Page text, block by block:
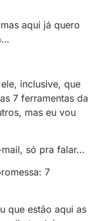
aqui já quero
inclusive, que
7 ferramentas da
mas eu vou
só pra falar…
7
que estão aqui as